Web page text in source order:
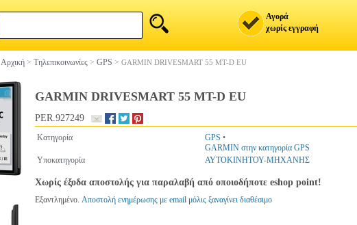
Αγορά
χωρίς εγγραφή
Αρχική > Τηλεπικοινωνίες > GPS > GARMIN DRIVESMART 55 MT-D EU
GARMIN DRIVESMART 55 MT-D EU
PER.927249
Κατηγορία GPS •
GARMIN στην κατηγορία GPS
Υποκατηγορία
ΑΥΤΟΚΙΝΗΤΟΥ-ΜΗΧΑΝΗΣ
Χωρίς έξοδα αποστολής για παραλαβή από οποιοδήποτε eshop point!
Εξαντλημένο. Αποστολή ενημέρωσης με email μόλις ξαναγίνει διαθέσιμο